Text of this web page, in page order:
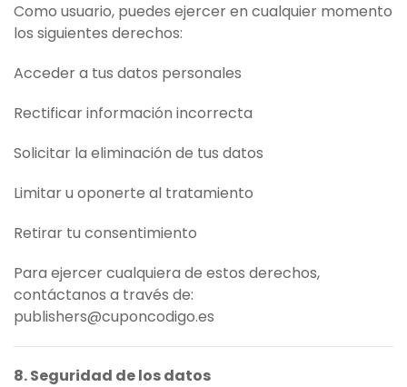
Como usuario, puedes ejercer en cualquier momento
los siguientes derechos:
Acceder a tus datos personales
Rectificar información incorrecta
Solicitar la eliminación de tus datos
Limitar u oponerte al tratamiento
Retirar tu consentimiento
Para ejercer cualquiera de estos derechos,
contáctanos a través de:
publishers@cuponcodigo.es
8. Seguridad de los datos